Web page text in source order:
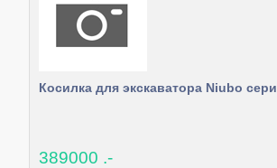
Косилка для экскаватора Niubo
389000 .-